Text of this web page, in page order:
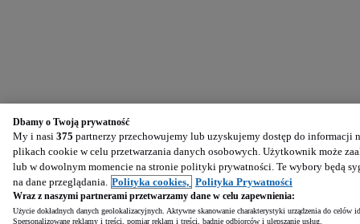
Dbamy o Twoją prywatność
My i nasi 375 partnerzy przechowujemy lub uzyskujemy dostęp do
plikach cookie w celu przetwarzania danych osobowych. Użytkownik może
lub w dowolnym momencie na stronie polityki prywatności. Te wybory będą
na dane przeglądania. Polityka cookies, Polityka Prywatności
Wraz z naszymi partnerami przetwarzamy dane w celu zapewnienia:
Użycie dokładnych danych geolokalizacyjnych. Aktywne skanowanie charakterystyki urządzenia do
Spersonalizowane reklamy i treści, pomiar reklam i treści, badnie odbiorców i ulepszanie usług.